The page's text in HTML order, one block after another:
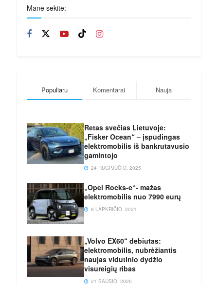
Mane sekite:
Populiaru Komentarai Nauja
Retas svečias Lietuvoje:
„Fisker Ocean“ – įspūdingas
elektromobilis iš bankrutavusio
gamintojo
24 RUGPJŪČIO, 2025
„Opel Rocks-e“- mažas
elektromobilis nuo 7990 eurų
8 LAPKRIČIO, 2021
„Volvo EX60“ debiutas:
elektromobilis, nubrėžiantis
naujas vidutinio dydžio
visureigių ribas
21 SAUSIO, 2026